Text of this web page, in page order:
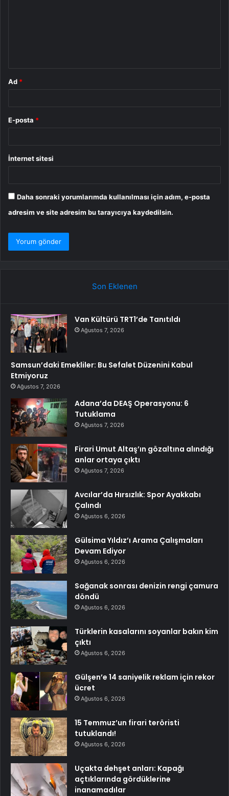
Ad *
E-posta *
İnternet sitesi
Daha sonraki yorumlarımda kullanılması için adım, e-posta
adresim ve site adresim bu tarayıcıya kaydedilsin.
Son Eklenen
Van Kültürü TRT1’de Tanıtıldı
Ağustos 7, 2026
Samsun’daki Emekliler: Bu Sefalet Düzenini Kabul
Etmiyoruz
Ağustos 7, 2026
Adana’da DEAŞ Operasyonu: 6
Tutuklama
Ağustos 7, 2026
Firari Umut Altaş’ın gözaltına alındığı
anlar ortaya çıktı
Ağustos 7, 2026
Avcılar’da Hırsızlık: Spor Ayakkabı
Çalındı
Ağustos 6, 2026
Gülsima Yıldız’ı Arama Çalışmaları
Devam Ediyor
Ağustos 6, 2026
Sağanak sonrası denizin rengi çamura
döndü
Ağustos 6, 2026
Türklerin kasalarını soyanlar bakın kim
çıktı
Ağustos 6, 2026
Gülşen’e 14 saniyelik reklam için rekor
ücret
Ağustos 6, 2026
15 Temmuz’un firari teröristi
tutuklandı!
Ağustos 6, 2026
Uçakta dehşet anları: Kapağı
açtıklarında gördüklerine
inanamadılar